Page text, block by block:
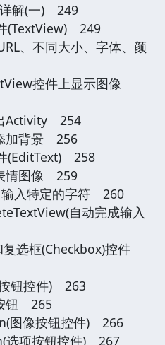
解(一) 249
(TextView) 249
、不同大小、字体、颜
控件上显示图像
Activity 254
加背景 256
(EditText) 258
情图像 259
入特定的字符 260
自动完成输入
选框(Checkbox)控件
钮控件) 263
钮 265
图像按钮控件) 266
项按钮控件) 267